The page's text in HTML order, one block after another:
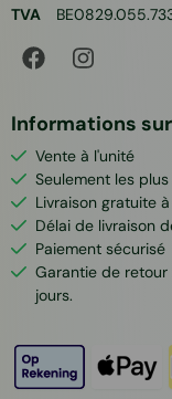
TVA
Informations
Vente à l'unité
Seulement les
Livraison gratuite
Délai de livraison
Paiement sécurisé
Garantie de retour
jours.